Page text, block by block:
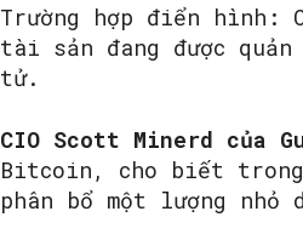
Trường hợp điển hình:
tài sản đang được
tử.
CIO Scott Minerd của
Bitcoin, cho biết trong
phân bổ một lượng